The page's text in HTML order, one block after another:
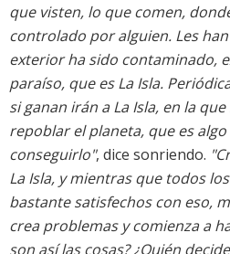
que visten, lo que comen,
controlado por alguien. Les
exterior ha sido contaminado,
paraíso, que es La Isla.
si ganan irán a La Isla, en la
repoblar el planeta, que es
conseguirlo", dice sonriendo.
La Isla, y mientras que todos
bastante satisfechos con eso,
crea problemas y comienza a
son así las cosas? ¿Quién